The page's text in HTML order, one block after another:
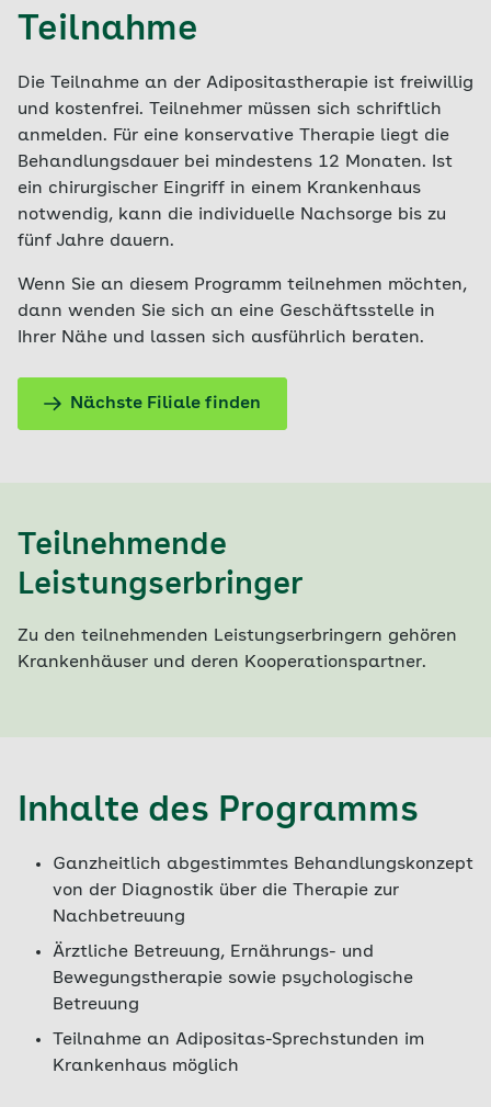
Teilnahme
Die Teilnahme an der Adipositastherapie ist freiwillig
und kostenfrei. Teilnehmer müssen sich schriftlich
anmelden. Für eine konservative Therapie liegt die
Behandlungsdauer bei mindestens 12 Monaten. Ist
ein chirurgischer Eingriff in einem Krankenhaus
notwendig, kann die individuelle Nachsorge bis zu
fünf Jahre dauern.
Wenn Sie an diesem Programm teilnehmen möchten,
dann wenden Sie sich an eine Geschäftsstelle in
Ihrer Nähe und lassen sich ausführlich beraten.
Nächste Filiale finden
Teilnehmende
Leistungserbringer
Zu den teilnehmenden Leistungserbringern gehören
Krankenhäuser und deren Kooperationspartner.
Inhalte des Programms
Ganzheitlich abgestimmtes Behandlungskonzept
von der Diagnostik über die Therapie zur
Nachbetreuung
Ärztliche Betreuung, Ernährungs- und
Bewegungstherapie sowie psychologische
Betreuung
Teilnahme an Adipositas-Sprechstunden im
Krankenhaus möglich